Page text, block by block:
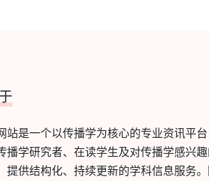
站是一个以传播学为核心的专业资讯平
播学研究者、在读学生及对传播学感兴
提供结构化、持续更新的学科信息服务